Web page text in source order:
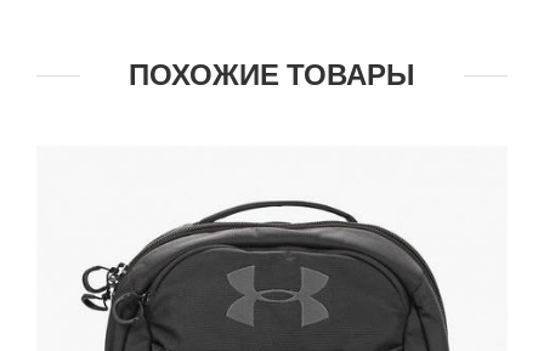
ПОХОЖИЕ ТОВАРЫ